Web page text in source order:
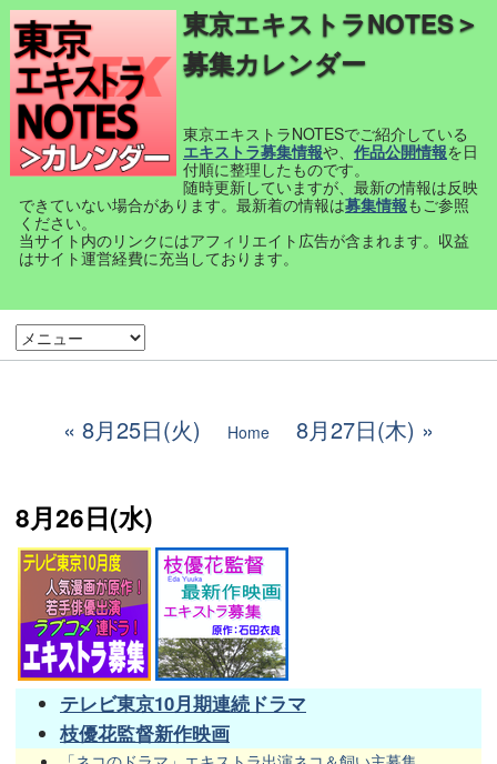
東京エキストラNOTES＞
募集カレンダー
東京エキストラNOTESでご紹介している
エキストラ募集情報や、 作品公開情報を日
付順に整理したものです。
随時更新していますが、最新の情報は反映
できていない場合があります。最新着の情報は募集情報もご参照
ください。
当サイト内のリンクにはアフィリエイト広告が含まれます。収益
はサイト運営経費に充当しております。
8月25日(火) Home 8月27日(木)
8月26日(水)
テレビ東京10月期連続ドラマ
枝優花監督新作映画